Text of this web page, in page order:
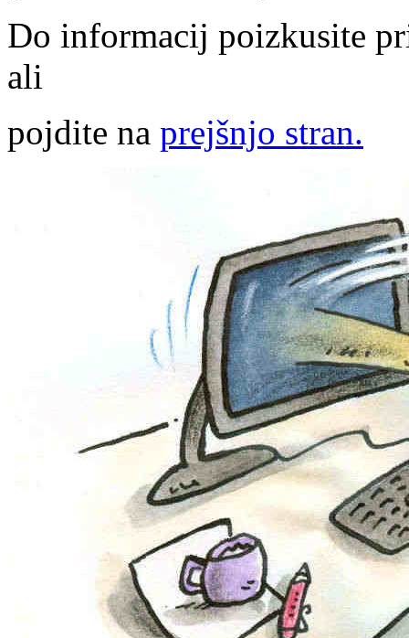
Do informacij poizkusite
ali
pojdite na prejšnjo stran.